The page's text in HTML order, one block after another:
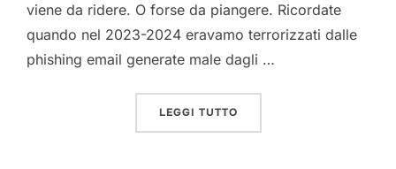
viene da ridere. O forse da piangere. Ricordate
quando nel 2023-2024 eravamo terrorizzati dalle
phishing email generate male dagli …
LEGGI TUTTO“CYBERATTACCHI 2026: